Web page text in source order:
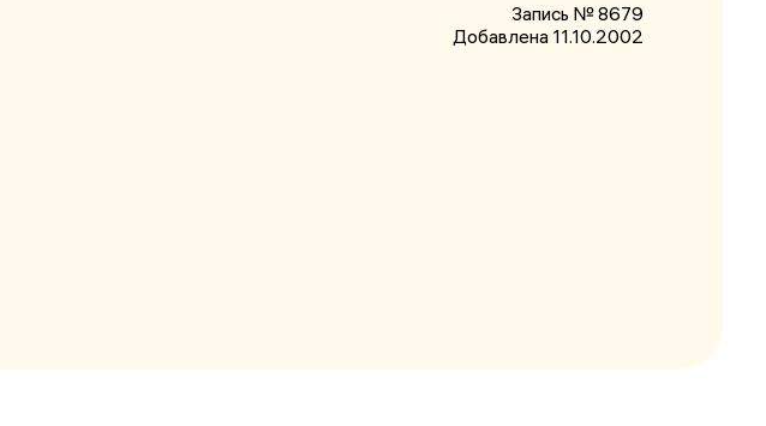
Запись № 8679
Добавлена 11.10.2002